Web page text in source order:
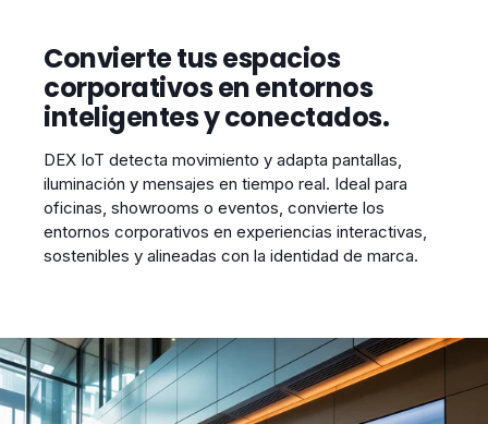
Convierte tus espacios
corporativos en entornos
inteligentes y conectados.
DEX IoT detecta movimiento y adapta pantallas,
iluminación y mensajes en tiempo real. Ideal para
oficinas, showrooms o eventos, convierte los
entornos corporativos en experiencias interactivas,
sostenibles y alineadas con la identidad de marca.